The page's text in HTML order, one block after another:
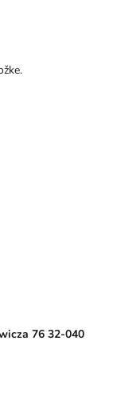
76 32-040